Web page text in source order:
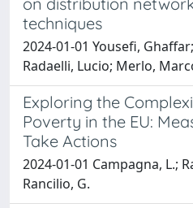
techniques
2024-01-01 Yousefi,
Radaelli, Lucio; Merlo,
Exploring the
Poverty in the EU:
Take Actions
2024-01-01 Campagna, L.;
Rancilio, G.